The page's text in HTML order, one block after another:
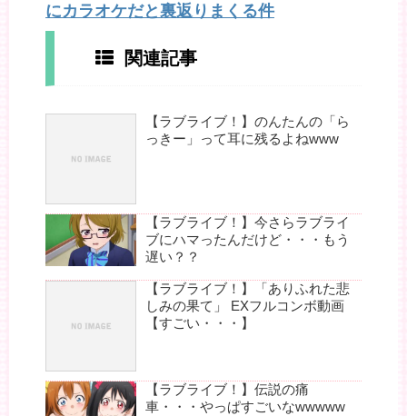
にカラオケだと裏返りまくる件
関連記事
【ラブライブ！】のんたんの「ら
っきー」って耳に残るよねwww
【ラブライブ！】今さらラブライ
ブにハマったんだけど・・・もう
遅い？？
【ラブライブ！】「ありふれた悲
しみの果て」 EXフルコンボ動画
【すごい・・・】
【ラブライブ！】伝説の痛
車・・・やっぱすごいなwwwww